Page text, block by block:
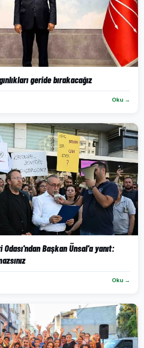
geride bırakacağız
Oku →
Başkan Ünsal'a yanıt:
Oku →